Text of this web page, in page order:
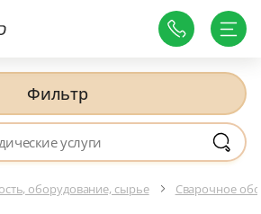
Фильтр
оборудование, сырье Сварочное